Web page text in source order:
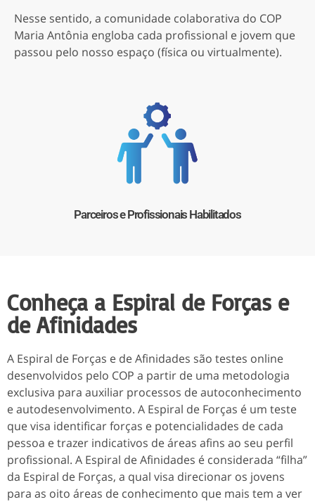
Nesse sentido, a comunidade colaborativa do COP
Maria Antônia engloba cada profissional e jovem que
passou pelo nosso espaço (física ou virtualmente).
Parceiros e Profissionais Habilitados
Conheça a Espiral de Forças e
de Afinidades
A Espiral de Forças e de Afinidades são testes online
desenvolvidos pelo COP a partir de uma metodologia
exclusiva para auxiliar processos de autoconhecimento
e autodesenvolvimento. A Espiral de Forças é um teste
que visa identificar forças e potencialidades de cada
pessoa e trazer indicativos de áreas afins ao seu perfil
profissional. A Espiral de Afinidades é considerada “filha”
da Espiral de Forças, a qual visa direcionar os jovens
para as oito áreas de conhecimento que mais tem a ver